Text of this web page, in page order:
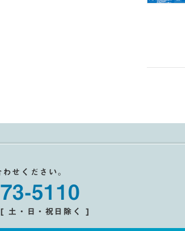
せください。
5110
土・日・祝日除く ]